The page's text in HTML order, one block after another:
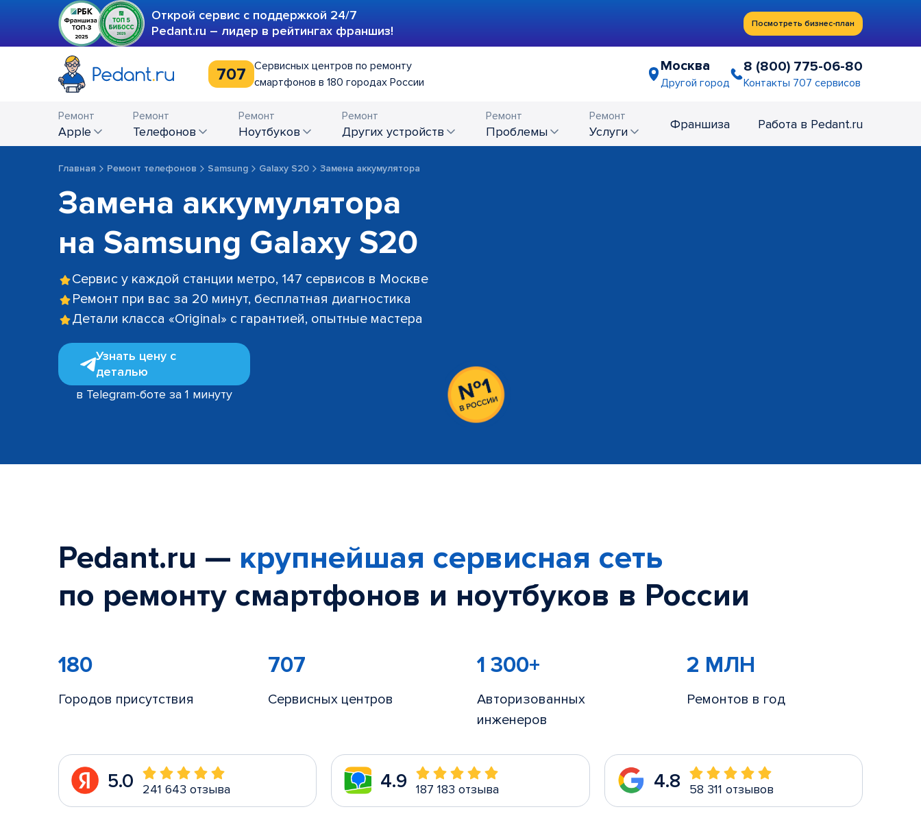
Открой сервис с поддержкой 24/7
Pedant.ru – лидер в рейтингах франшиз!
Посмотреть бизнес-план
707
Сервисных центров по ремонту
смартфонов в 180 городах России
Москва
Другой город
8 (800) 775-06-80
Контакты 707 сервисов
Ремонт
Apple
Ремонт
телефонов
Ремонт
ноутбуков
Ремонт
других устройств
Ремонт
проблемы
Ремонт
услуги Франшиза Работа в Pedant.ru
Главная Ремонт телефонов Samsung Galaxy S20 Замена аккумулятора
Замена аккумулятора
на Samsung Galaxy S20
Сервис у каждой станции метро, 147 сервисов в Москве
Ремонт при вас за 20 минут, бесплатная диагностика
Детали класса «Original» с гарантией, опытные мастера
Узнать цену с
деталью
в Telegram-боте за 1 минуту
Pedant.ru — крупнейшая сервисная сеть
по ремонту смартфонов и ноутбуков в России
180
Городов присутствия
707
Сервисных центров
1 300+
Авторизованных
инженеров
2 МЛН
Ремонтов в год
5.0 241 643 отзыва 4.9 187 183 отзыва 4.8 58 311 отзывов